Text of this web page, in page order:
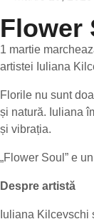
Flower
1 martie
artistei Iuliana
Florile nu sunt
și natură. Iuliana
și vibrația.
„Flower Soul” e
Despre artistă
Iuliana Kilcevschi